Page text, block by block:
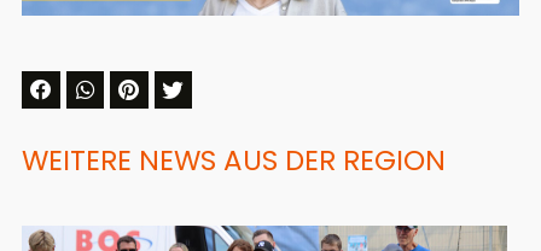
WEITERE NEWS AUS DER REGION